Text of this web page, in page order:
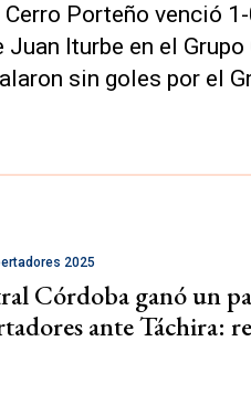
Porteño venció
Iturbe en el Grupo
sin goles por el
2025
Córdoba ganó un
ante Táchira: